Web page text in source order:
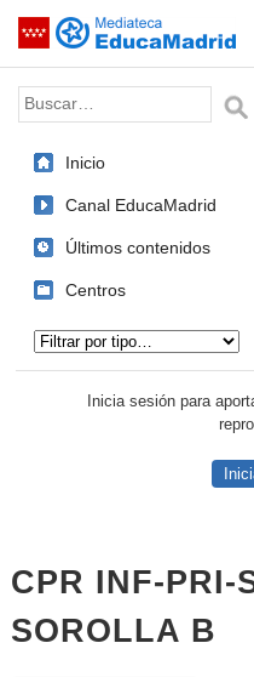
Saltar navegación
Palabra o frase:
Inicio
Canal EducaMadrid
Últimos contenidos
Centros
Inicia sesión para
CPR INF-PRI-
SOROLLA B